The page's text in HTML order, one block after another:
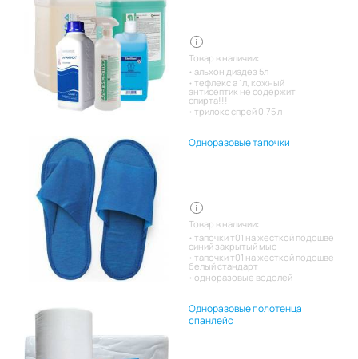
Товар в наличии:
альхон диадез 5л
тефлекс а 1л, кожный
антисептик не содержит
спирта!!!
трилокс спрей 0.75 л
Одноразовые тапочки
Товар в наличии:
тапочки т01 на жесткой подошве
синий закрытый мыс
тапочки т01 на жесткой подошве
белый стандарт
одноразовые водолей
Одноразовые полотенца
спанлейс